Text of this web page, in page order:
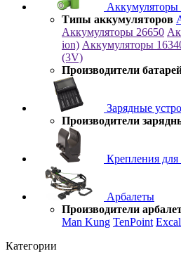
Аккумуляторы
Типы аккумуляторов
Аккумуляторы 26650
ion) Аккумуляторы
(3V)
Производители
Зарядные
Производители
Крепления
Арбалеты
Производители
Man Kung TenPoint
Категории